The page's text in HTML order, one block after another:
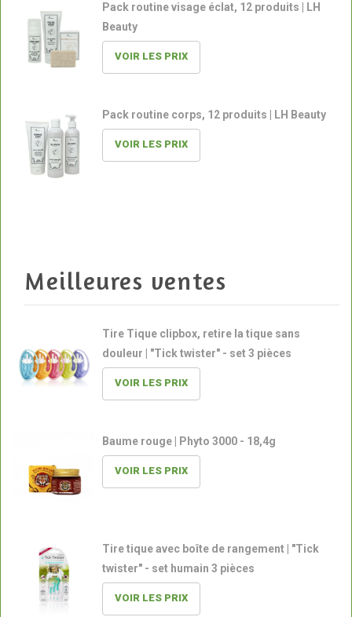
Pack routine visage éclat, 12 produits | LH
Beauty
VOIR LES PRIX
Pack routine corps, 12 produits | LH Beauty
VOIR LES PRIX
Meilleures ventes
Tire Tique clipbox, retire la tique sans
douleur | "Tick twister" - set 3 pièces
VOIR LES PRIX
Baume rouge | Phyto 3000 - 18,4g
VOIR LES PRIX
Tire tique avec boîte de rangement | "Tick
twister" - set humain 3 pièces
VOIR LES PRIX